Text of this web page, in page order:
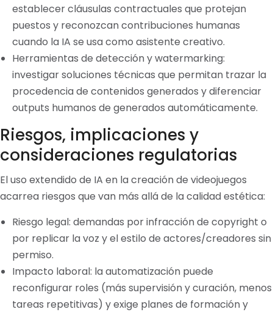
establecer cláusulas contractuales que protejan
puestos y reconozcan contribuciones humanas
cuando la IA se usa como asistente creativo.
Herramientas de detección y watermarking:
investigar soluciones técnicas que permitan trazar la
procedencia de contenidos generados y diferenciar
outputs humanos de generados automáticamente.
Riesgos, implicaciones y
consideraciones regulatorias
El uso extendido de IA en la creación de videojuegos
acarrea riesgos que van más allá de la calidad estética:
Riesgo legal: demandas por infracción de copyright o
por replicar la voz y el estilo de actores/creadores sin
permiso.
Impacto laboral: la automatización puede
reconfigurar roles (más supervisión y curación, menos
tareas repetitivas) y exige planes de formación y